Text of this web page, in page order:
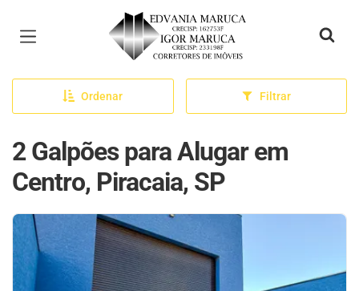
Página inicial
Ordenar Filtrar
2 Galpões para Alugar em
Centro, Piracaia, SP